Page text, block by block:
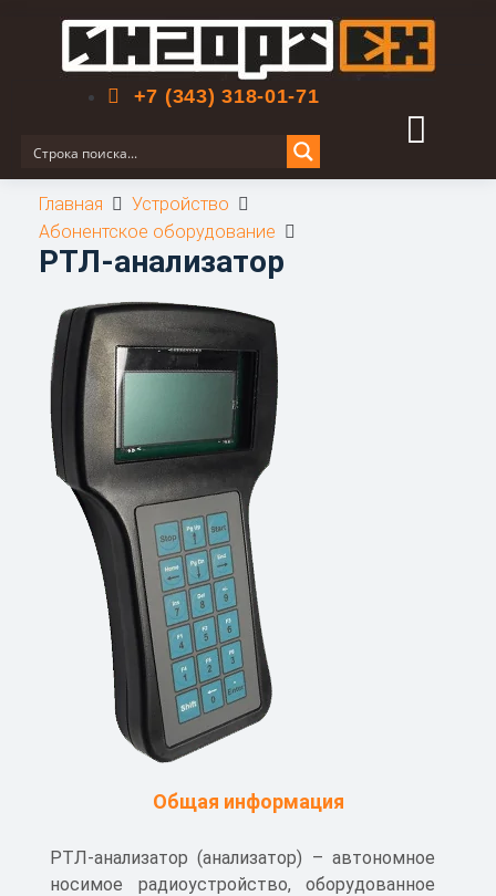
+7 (343) 318-01-71
Главная
Устройство
Абонентское оборудование
РТЛ-анализатор
Общая информация
РТЛ-анализатор (анализатор) – автономное
носимое радиоустройство, оборудованное
Поиск по сайту